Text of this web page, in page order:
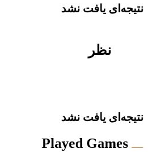
نتیجه‌ای یافت نشد
نظر
نتیجه‌ای یافت نشد
Played Games